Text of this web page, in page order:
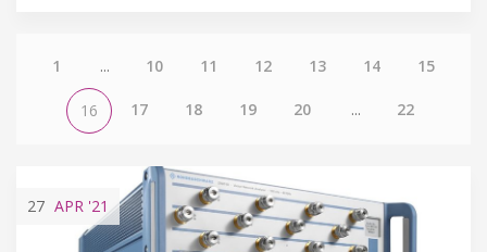
1 ... 10 11 12 13 14 15
16 17 18 19 20 ... 22
27 APR '21